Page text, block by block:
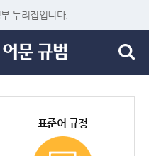
누리집입니다.
표준어 규정